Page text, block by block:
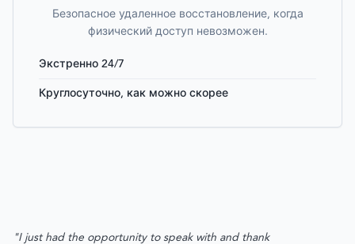
Безопасное удаленное восстановление, когда
физический доступ невозможен.
Экстренно 24/7
Круглосуточно, как можно скорее
"I just had the opportunity to speak with and thank